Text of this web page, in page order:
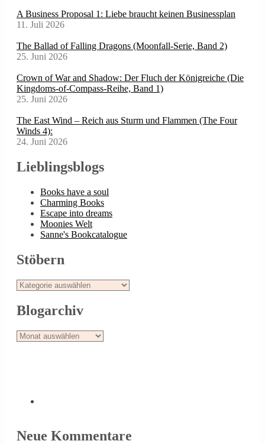
A Business Proposal 1: Liebe braucht keinen Businessplan
11. Juli 2026
The Ballad of Falling Dragons (Moonfall-Serie, Band 2)
25. Juni 2026
Crown of War and Shadow: Der Fluch der Königreiche (Die
Kingdoms-of-Compass-Reihe, Band 1)
25. Juni 2026
The East Wind – Reich aus Sturm und Flammen (The Four
Winds 4):
24. Juni 2026
Lieblingsblogs
Books have a soul
Charming Books
Escape into dreams
Moonies Welt
Sanne's Bookcatalogue
Stöbern
Stöbern
Blogarchiv
Blogarchiv
Neue Kommentare